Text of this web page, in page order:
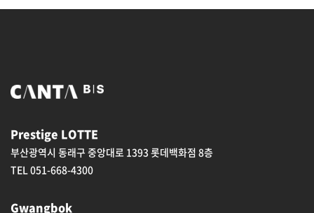
Prestige LOTTE
부산광역시 동래구 중앙대로 1393 롯데백화점 8층
TEL 051-668-4300
Gwangbok